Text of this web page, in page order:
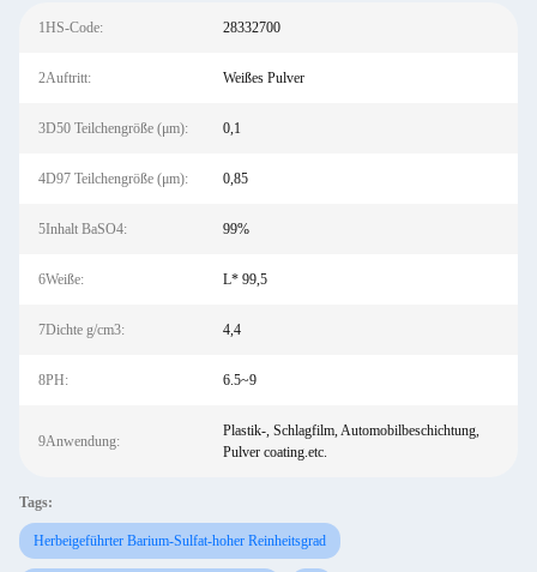
1HS-Code: 28332700
2Auftritt: Weißes Pulver
3D50 Teilchengröße (μm): 0,1
4D97 Teilchengröße (μm): 0,85
5Inhalt BaSO4: 99%
6Weiße: L* 99,5
7Dichte g/cm3: 4,4
8PH: 6.5~9
9Anwendung:
Plastik-, Schlagfilm, Automobilbeschichtung,
Pulver coating.etc.
Tags:
Herbeigeführter Barium-Sulfat-hoher Reinheitsgrad